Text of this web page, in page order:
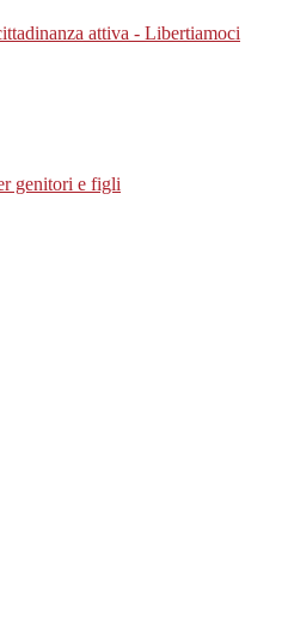
attiva - Libertiamoci
genitori e figli